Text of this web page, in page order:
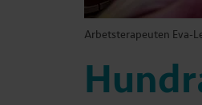
Arbetsterapeuten Eva-